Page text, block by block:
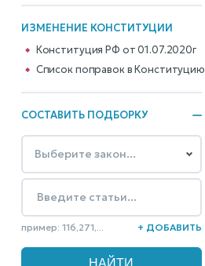
ИЗМЕНЕНИЕ КОНСТИТУЦИИ
Конституция РФ от 01.07.2020г
Cписок поправок в Конституцию
СОСТАВИТЬ ПОДБОРКУ
пример: 116,271,... + ДОБАВИТЬ